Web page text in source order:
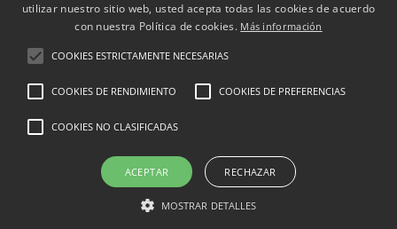
Financiación
Política de cookies
2026 © Clínica Bruselas
utilizar nuestro sitio web, usted acepta todas las cookies de acuerdo
con nuestra Política de cookies. Más información
COOKIES ESTRICTAMENTE NECESARIAS
COOKIES DE RENDIMIENTO COOKIES DE PREFERENCIAS
COOKIES NO CLASIFICADAS
ACEPTAR RECHAZAR
MOSTRAR DETALLES